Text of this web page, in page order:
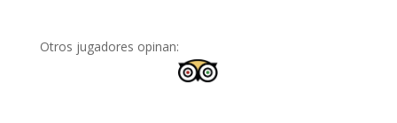
Otros jugadores opinan: